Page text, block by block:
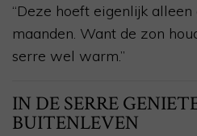
“Deze hoeft eigenlijk
maanden. Want de zon
serre wel warm.”
IN DE SERRE
BUITENLEVEN